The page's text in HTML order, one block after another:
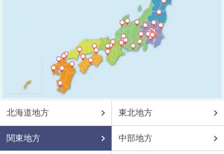
北海道地方 東北地方
関東地方 中部地方